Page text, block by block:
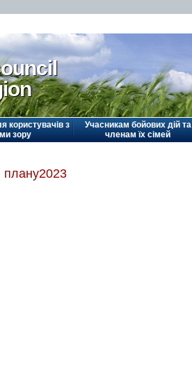
користувачів з
зору
Учасникам бойових дій та
членам їх сімей
плану2023